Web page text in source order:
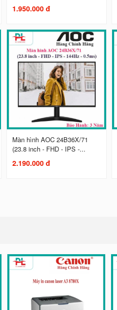
1.950.000 đ
Màn hình AOC 24B36X/71
(23.8 inch - FHD - IPS -...
2.190.000 đ